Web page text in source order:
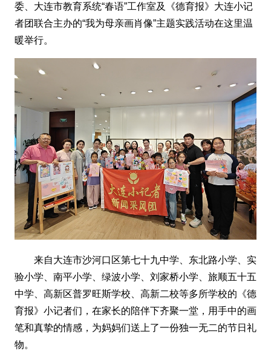
委、大连市教育系统“春语”工作室及《德育报》大连小记
者团联合主办的“我为母亲画肖像”主题实践活动在这里温
暖举行。
来自大连市沙河口区第七十九中学、东北路小学、实
验小学、南平小学、绿波小学、刘家桥小学、旅顺五十五
中学、高新区普罗旺斯学校、高新二校等多所学校的《德
育报》小记者们，在家长的陪伴下齐聚一堂，用手中的画
笔和真挚的情感，为妈妈们送上了一份独一无二的节日礼
物。